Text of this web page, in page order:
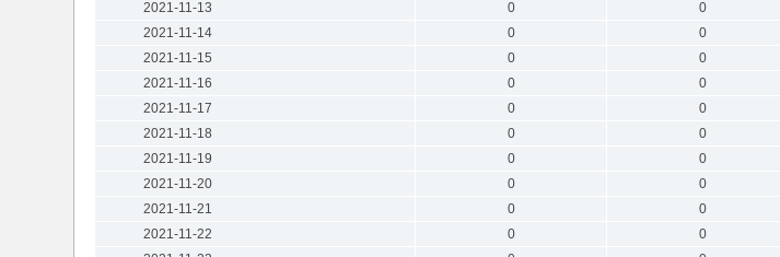
2021-11-13
0 0
2021-11-14
0 0
2021-11-15
0 0
2021-11-16
0 0
2021-11-17
0 0
2021-11-18
0 0
2021-11-19
0 0
2021-11-20
0 0
2021-11-21
0 0
2021-11-22
0 0